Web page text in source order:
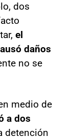
dos
el
daños
no se
medio de
a dos
detención